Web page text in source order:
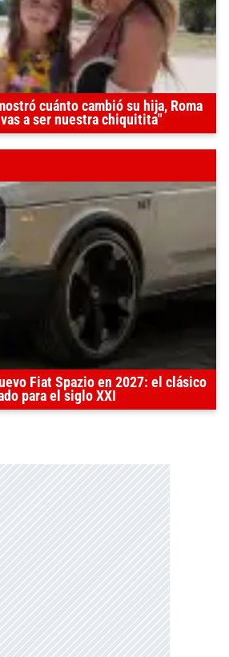
cuánto cambió su hija, Roma
a ser nuestra chiquitita"
Fiat Spazio en 2027: el clásico
para el siglo XXI